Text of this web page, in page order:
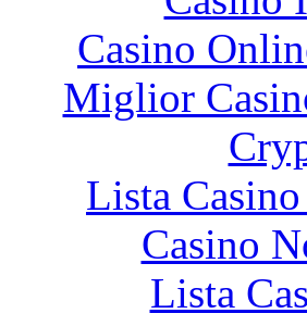
Casino
Miglior
Lista
Casino
Lista